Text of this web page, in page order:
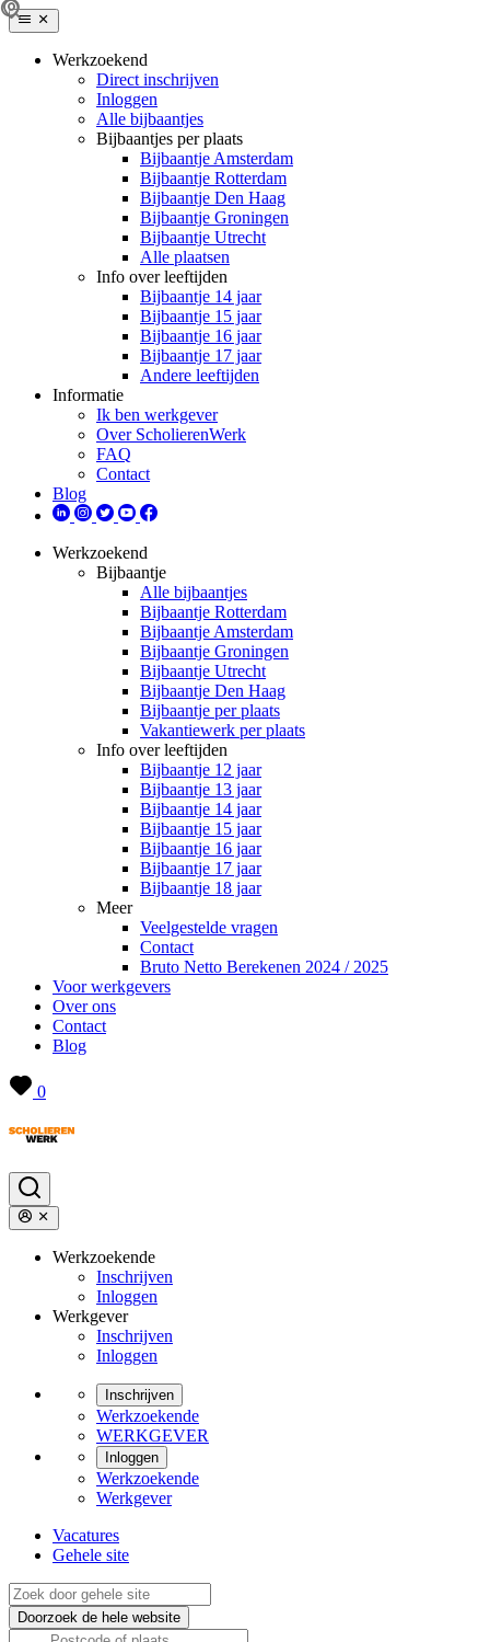
Werkzoekend
Direct inschrijven
Inloggen
Alle bijbaantjes
Bijbaantjes per plaats
Bijbaantje Amsterdam
Bijbaantje Rotterdam
Bijbaantje Den Haag
Bijbaantje Groningen
Bijbaantje Utrecht
Alle plaatsen
Info over leeftijden
Bijbaantje 14 jaar
Bijbaantje 15 jaar
Bijbaantje 16 jaar
Bijbaantje 17 jaar
Andere leeftijden
Informatie
Ik ben werkgever
Over ScholierenWerk
FAQ
Contact
Blog
Werkzoekend
Bijbaantje
Alle bijbaantjes
Bijbaantje Rotterdam
Bijbaantje Amsterdam
Bijbaantje Groningen
Bijbaantje Utrecht
Bijbaantje Den Haag
Bijbaantje per plaats
Vakantiewerk per plaats
Info over leeftijden
Bijbaantje 12 jaar
Bijbaantje 13 jaar
Bijbaantje 14 jaar
Bijbaantje 15 jaar
Bijbaantje 16 jaar
Bijbaantje 17 jaar
Bijbaantje 18 jaar
Meer
Veelgestelde vragen
Contact
Bruto Netto Berekenen 2024 / 2025
Voor werkgevers
Over ons
Contact
Blog
0
Werkzoekende
Inschrijven
Inloggen
Werkgever
Inschrijven
Inloggen
Inschrijven
Werkzoekende
WERKGEVER
Inloggen
Werkzoekende
Werkgever
Vacatures
Gehele site